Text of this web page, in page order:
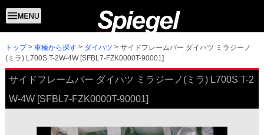
トップ 車種から探す ダイハツ
サイドフレームバー ダイハツ ミラジーノ
(ミラ) L700S T-2W-4W [SFBL7-FZK0000T-90001]
サイドフレームバー ダイハツ ミラジーノ(ミラ) L700S T-2
W-4W [SFBL7-FZK0000T-90001]